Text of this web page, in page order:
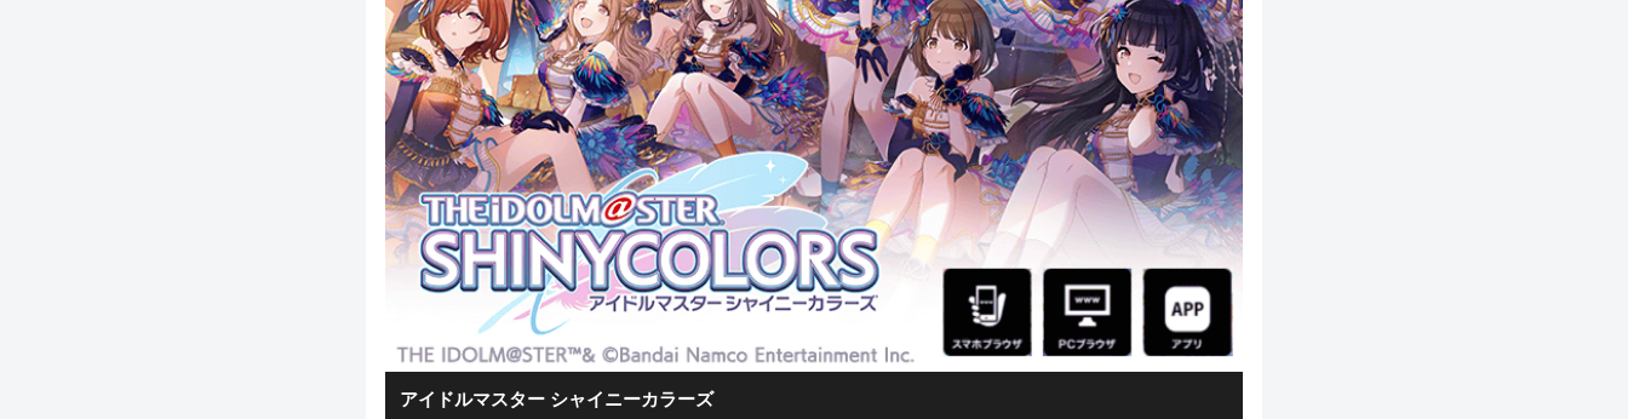
アイドルマスター シャイニーカラーズ